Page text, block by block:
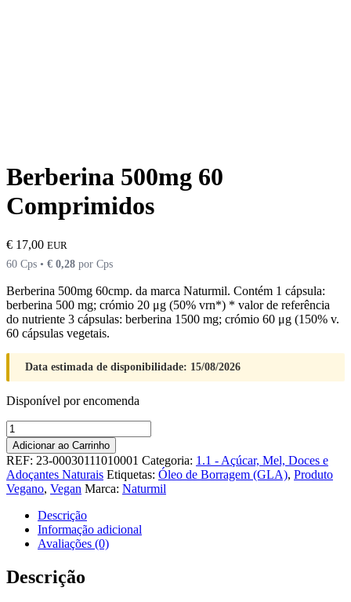
Berberina 500mg 60
Comprimidos
€ 17,00 EUR
60 Cps • € 0,28 por Cps
Berberina 500mg 60cmp. da marca Naturmil. Contém 1 cápsula:
berberina 500 mg; crómio 20 μg (50% vrn*) * valor de referência
do nutriente 3 cápsulas: berberina 1500 mg; crómio 60 μg (150% v.
60 cápsulas vegetais.
Data estimada de disponibilidade: 15/08/2026
Disponível por encomenda
Quantidade
de
Berberina
500mg
60
Comprimidos
Adicionar ao Carrinho
REF: 23-00030111010001 Categoria: 1.1 - Açúcar, Mel, Doces e
Adoçantes Naturais Etiquetas: Óleo de Borragem (GLA), Produto
Vegano, Vegan Marca: Naturmil
Descrição
Informação adicional
Avaliações (0)
Descrição